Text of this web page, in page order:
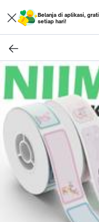
Belanja di aplikasi,
setiap hari!